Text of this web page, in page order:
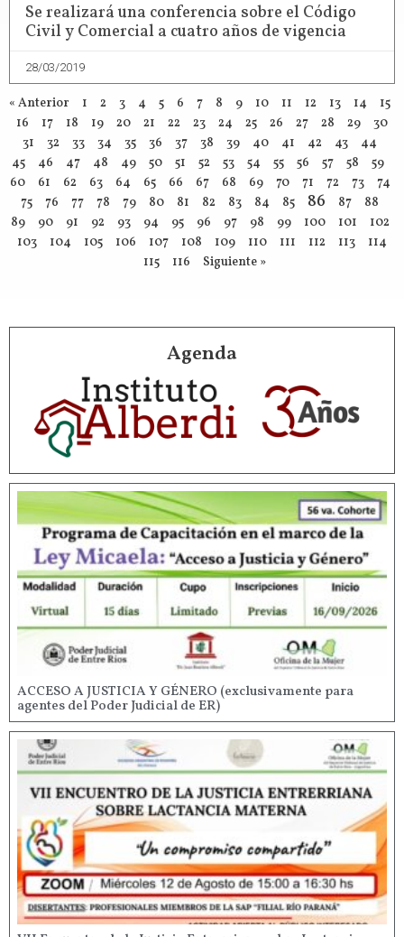
Se realizará una conferencia sobre el Código
Civil y Comercial a cuatro años de vigencia
28/03/2019
« Anterior 1 2 3 4 5 6 7 8 9 10 11 12 13 14
15
16
17 18 19 20 21 22 23 24 25 26 27 28 29
30
31
32 33 34 35 36 37 38 39 40 41 42 43
44
45
46 47 48 49 50 51 52 53 54 55 56 57 58
59
60
61 62 63 64 65 66 67 68 69 70 71 72 73
74
75
76 77 78 79 80 81 82 83 84 85 86 87
88
89
90 91 92 93 94 95 96 97 98 99 100 101
102
103
104 105 106 107 108 109 110 111 112 113
114
115
116 Siguiente »
Agenda
ACCESO A JUSTICIA Y GÉNERO (exclusivamente para
agentes del Poder Judicial de ER)